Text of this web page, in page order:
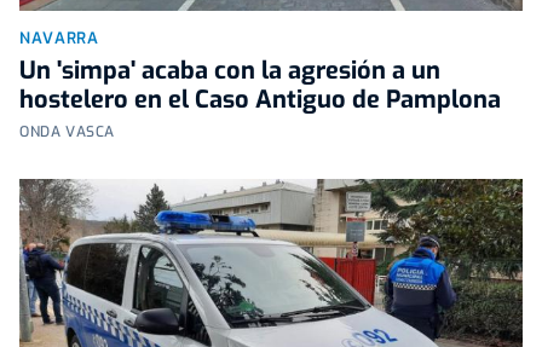
NAVARRA
Un 'simpa' acaba con la agresión a un
hostelero en el Caso Antiguo de Pamplona
ONDA VASCA